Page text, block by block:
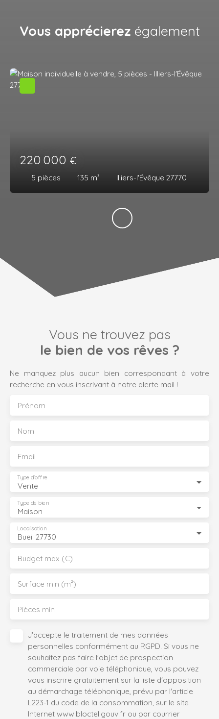
Vous apprécierez également
220 000 €
5 pièces 135 m² Illiers-l'Évêque 27770
Vous ne trouvez pas
le bien de vos rêves ?
Ne manquez plus aucun bien correspondant à votre
recherche en vous inscrivant à notre alerte mail !
Prénom
Nom
Email
Vente
Type d'offre
Maison
Type de bien
Bueil 27730
Localisation
Budget max (€)
Surface min (m²)
Pièces min
J'accepte le traitement de mes données
personnelles conformément au RGPD. Si vous ne
souhaitez pas faire l'objet de prospection
commerciale par voie téléphonique, vous pouvez
vous inscrire gratuitement sur la liste d'opposition
au démarchage téléphonique, prévu par l'article
L223-1 du code de la consommation, sur le site
Internet www.bloctel.gouv.fr ou par courrier